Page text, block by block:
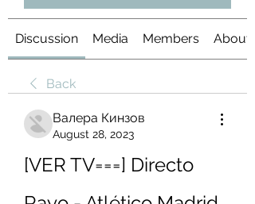
Discussion Media Members About
Back
Валера Кинзов
August 28, 2023
[VER TV===] Directo